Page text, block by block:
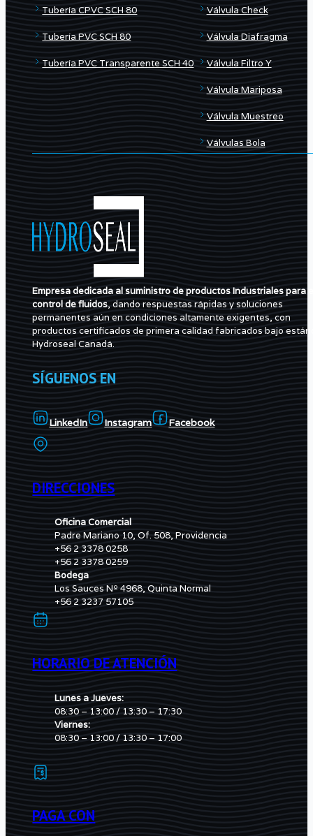
Tubería CPVC SCH 80
Tubería PVC SCH 80
Tubería PVC Transparente SCH 40
Válvula Check
Válvula Diafragma
Válvula Filtro Y
Válvula Mariposa
Válvula Muestreo
Válvulas Bola
Empresa dedicada al suministro de productos Industriales para
control de fluidos, dando respuestas rápidas y soluciones
permanentes aún en condiciones altamente exigentes, con
productos certificados de primera calidad fabricados bajo
Hydroseal Canadá.
SÍGUENOS EN
LinkedIn Instagram Facebook
DIRECCIONES
Oficina Comercial
Padre Mariano 10, Of. 508, Providencia
+56 2 3378 0258
+56 2 3378 0259
Bodega
Los Sauces Nº 4968, Quinta Normal
+56 2 3237 57105
HORARIO DE ATENCIÓN
Lunes a Jueves:
08:30 – 13:00 / 13:30 – 17:30
Viernes:
08:30 – 13:00 / 13:30 – 17:00
PAGA CON